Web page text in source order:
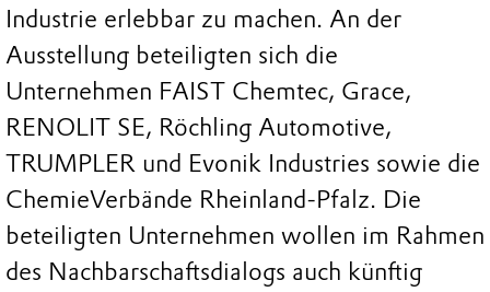
Industrie erlebbar zu machen. An der
Ausstellung beteiligten sich die
Unternehmen FAIST Chemtec, Grace,
RENOLIT SE, Röchling Automotive,
TRUMPLER und Evonik Industries sowie die
ChemieVerbände Rheinland-Pfalz. Die
beteiligten Unternehmen wollen im Rahmen
des Nachbarschaftsdialogs auch künftig